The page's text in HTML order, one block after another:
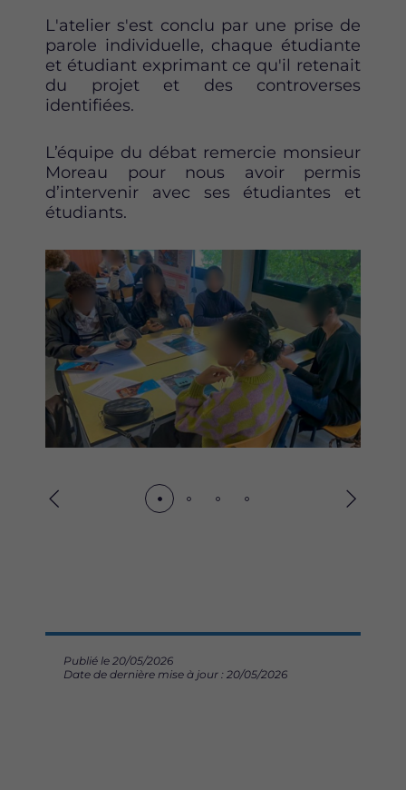
L'atelier s'est conclu par une prise de
parole individuelle, chaque étudiante
et étudiant exprimant ce qu'il retenait
du projet et des controverses
identifiées.
L’équipe du débat remercie monsieur
Moreau pour nous avoir permis
d’intervenir avec ses étudiantes et
étudiants.
Précédent Suivant
Publié le 20/05/2026
Date de dernière mise à jour : 20/05/2026